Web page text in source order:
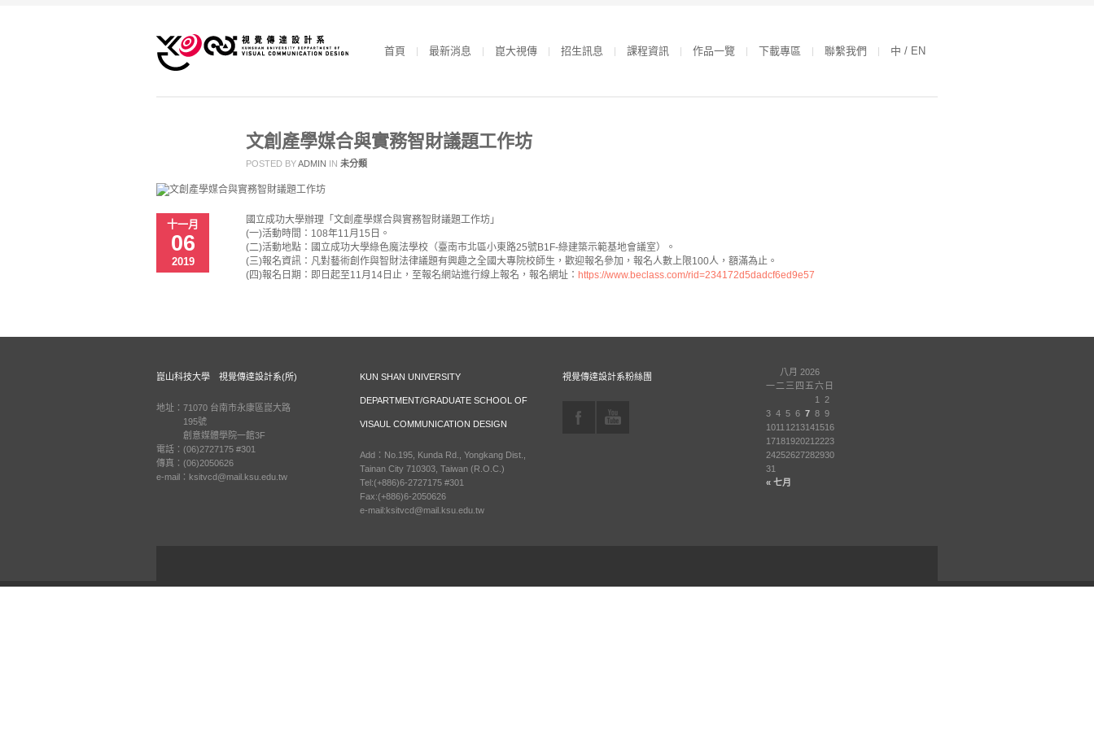
首頁 最新消息 崑大視傳 招生訊息 課程資訊 作品一覽 下載專區 聯繫我們 中 / EN
文創產學媒合與實務智財議題工作坊
POSTED BYADMIN IN 未分類
十一月
06
2019
國立成功大學辦理「文創產學媒合與實務智財議題工作坊」
(一)活動時間：108年11月15日。
(二)活動地點：國立成功大學綠色魔法學校（臺南市北區小東路25號B1F-綠建築示範基地會議室）。
(三)報名資訊：凡對藝術創作與智財法律議題有興趣之全國大專院校師生，歡迎報名參加，報名人數上限100人，額滿為止。
(四)報名日期：即日起至11月14日止，至報名網站進行線上報名，報名網址： https://www.beclass.com/rid=234172d5dadcf6ed9e57
崑山科技大學 視覺傳達設計系(所)
地址：71070 台南市永康區崑大路
195號
創意媒體學院一館3F
電話：(06)2727175 #301
傳真：(06)2050626
e-mail：ksitvcd@mail.ksu.edu.tw
KUN SHAN UNIVERSITY
DEPARTMENT/GRADUATE SCHOOL OF
VISAUL COMMUNICATION DESIGN
Add：No.195, Kunda Rd., Yongkang Dist.,
Tainan City 710303, Taiwan (R.O.C.)
Tel:(+886)6-2727175 #301
Fax:(+886)6-2050626
e-mail:ksitvcd@mail.ksu.edu.tw
視覺傳達設計系粉絲團
八月 2026
一二 三 四 五六 日
« 七月
1
2
3 4 5 6 7 8 9
1011 1213141516
1718192021 2223
24252627282930
31